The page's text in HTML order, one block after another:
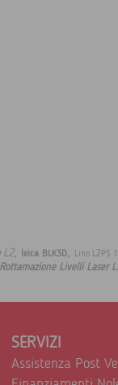
L2, leica BLK3D, Lino L2P5 1
Rottamazione Livelli Laser
SERVIZI
Assistenza Post